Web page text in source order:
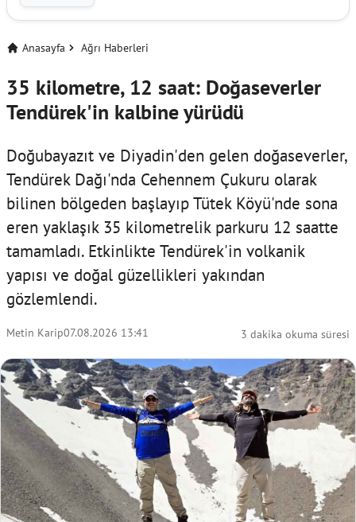
Anasayfa Ağrı Haberleri
35 kilometre, 12 saat: Doğaseverler
Tendürek'in kalbine yürüdü
Doğubayazıt ve Diyadin'den gelen doğaseverler,
Tendürek Dağı'nda Cehennem Çukuru olarak
bilinen bölgeden başlayıp Tütek Köyü'nde sona
eren yaklaşık 35 kilometrelik parkuru 12 saatte
tamamladı. Etkinlikte Tendürek'in volkanik
yapısı ve doğal güzellikleri yakından
gözlemlendi.
Metin Karip07.08.2026 13:41 3 dakika okuma süresi